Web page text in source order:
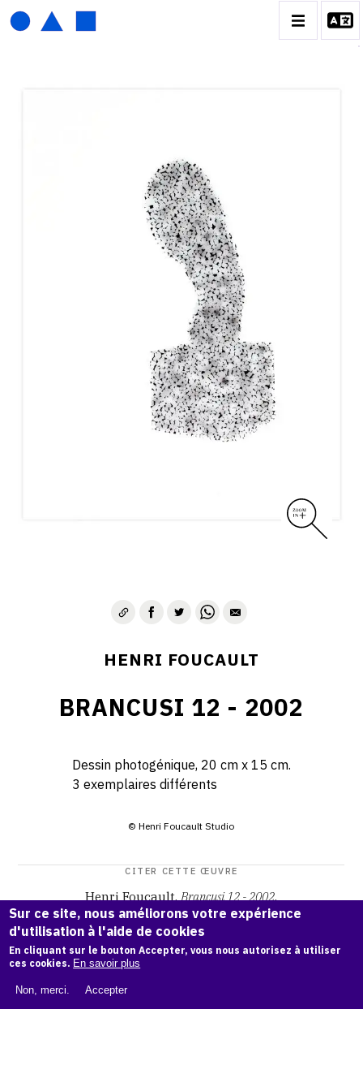
BIOGRAPHIE
CATALOGUE DES OEUVRES
01_SCULPTURE
02_PHOTOGRAPHIQUE
03_COLLAGES
04_DESSINS
05_MONOTYPE
06_ARCHIVES
CONTACT
HENRI FOUCAULT
BRANCUSI 12 - 2002
Dessin photogénique, 20 cm x 15 cm.
3 exemplaires différents
© Henri Foucault Studio
CITER CETTE ŒUVRE
Henri Foucault, Brancusi 12 - 2002.
Catalogue raisonné Henri Foucault, OAM.ark:38997/o1q0
7g
COPIER LA CITATION
Sur ce site, nous améliorons votre expérience
d'utilisation à l'aide de cookies
En cliquant sur le bouton Accepter, vous nous autorisez à utiliser
ces cookies. En savoir plus
Non, merci. Accepter